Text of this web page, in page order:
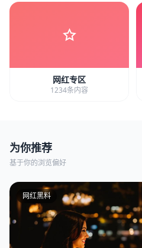
网红专区
1234条内容
为你推荐
基于你的浏览偏好
网红黑料